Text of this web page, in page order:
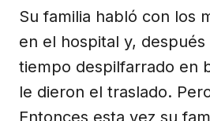
Su familia habló con los
en el hospital y, después
tiempo despilfarrado en
le dieron el traslado.
Entonces esta vez su